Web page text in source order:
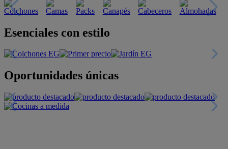
Esenciales con estilo
Oportunidades únicas